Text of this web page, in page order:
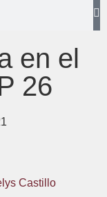
en el
26
Castillo